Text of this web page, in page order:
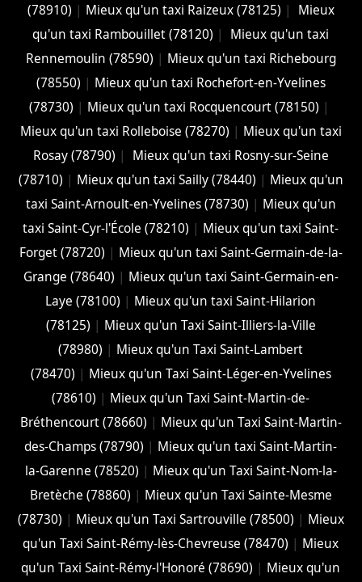
(78910) | Mieux qu'un taxi Raizeux (78125) |
Mieux
qu'un taxi Rambouillet (78120) |
Mieux qu'un taxi
Rennemoulin (78590) | Mieux qu'un taxi Richebourg
(78550) | Mieux qu'un taxi Rochefort-en-Yvelines
(78730) | Mieux qu'un taxi Rocquencourt (78150) |
Mieux qu'un taxi Rolleboise (78270) | Mieux qu'un taxi
Rosay (78790) |
Mieux qu'un taxi Rosny-sur-Seine
(78710) | Mieux qu'un taxi Sailly (78440) | Mieux qu'un
taxi Saint-Arnoult-en-Yvelines (78730) | Mieux qu'un
taxi Saint-Cyr-l'École (78210) | Mieux qu'un taxi Saint-
Forget (78720) | Mieux qu'un taxi Saint-Germain-de-la-
Grange (78640) | Mieux qu'un taxi Saint-Germain-en-
Laye (78100) | Mieux qu'un taxi Saint-Hilarion
(78125) | Mieux qu'un Taxi Saint-Illiers-la-Ville
(78980) | Mieux qu'un Taxi Saint-Lambert
(78470) | Mieux qu'un Taxi Saint-Léger-en-Yvelines
(78610) | Mieux qu'un Taxi Saint-Martin-de-
Bréthencourt (78660) | Mieux qu'un Taxi Saint-Martin-
des-Champs (78790) | Mieux qu'un taxi Saint-Martin-
la-Garenne (78520) | Mieux qu'un Taxi Saint-Nom-la-
Bretèche (78860) | Mieux qu'un Taxi Sainte-Mesme
(78730) | Mieux qu'un Taxi Sartrouville (78500) | Mieux
qu'un Taxi Saint-Rémy-lès-Chevreuse (78470) | Mieux
qu'un Taxi Saint-Rémy-l'Honoré (78690) | Mieux qu'un